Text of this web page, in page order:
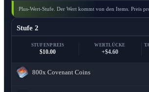
Plus-Wert-Stufe. Der Wert kommt von den Items. Preis
Stufe 2
STUFENPREIS
$10.00
WERTLÜCKE
+$4.60
800x Covenant Coins